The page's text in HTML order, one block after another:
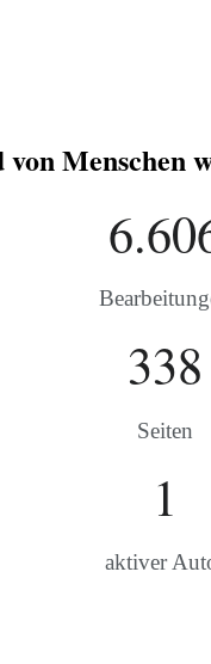
Menschen
338
Seiten
1
aktiver